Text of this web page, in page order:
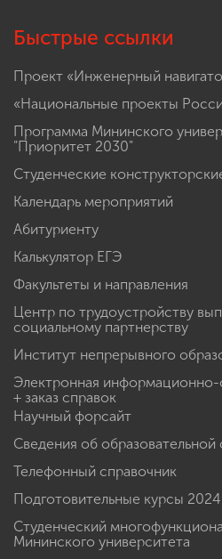
Быстрые ссылки
Проект «Инженерный
«Национальные проекты
Программа Мининского
"Приоритет 2030"
Студенческие
Календарь мероприятий
Абитуриенту
Калькулятор ЕГЭ
Факультеты и направления
Центр по трудоустройству
социальному партнерству
Институт непрерывного
Электронная информационно-
+ заказ справок
Научный форсайт
Сведения об образовательной
Телефонный справочник
Подготовительные курсы
Студенческий
Мининского университета